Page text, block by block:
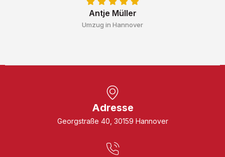
Antje Müller
Umzug in Hannover
Adresse
Georgstraße 40, 30159 Hannover